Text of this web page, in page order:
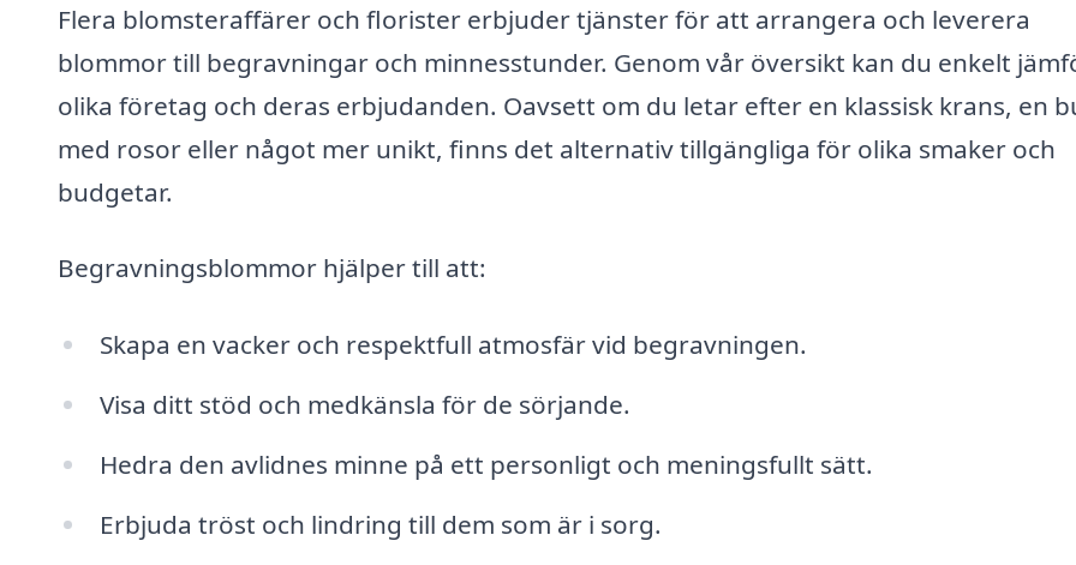
Flera blomsteraffärer och florister erbjuder tjänster för att arrangera och leverera
blommor till begravningar och minnesstunder. Genom vår översikt kan du enkelt
olika företag och deras erbjudanden. Oavsett om du letar efter en klassisk krans, en
med rosor eller något mer unikt, finns det alternativ tillgängliga för olika smaker och
budgetar.
Begravningsblommor hjälper till att:
Skapa en vacker och respektfull atmosfär vid begravningen.
Visa ditt stöd och medkänsla för de sörjande.
Hedra den avlidnes minne på ett personligt och meningsfullt sätt.
Erbjuda tröst och lindring till dem som är i sorg.